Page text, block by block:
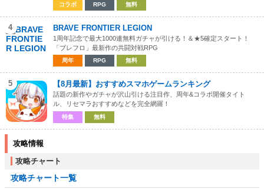
コラボ RPG 無料
4 BRAVE FRONTIER LEGION
1周年記念で最大1000連無料ガチャが引ける！＆★5確定スタート！
「ブレフロ」最新作の共闘対戦RPG
周年 RPG 無料
5 【8月最新】おすすめスマホゲームランキング
話題の新作やガチャが沢山引ける注目作、周年&コラボ開催タイト
ル、リセマラおすすめなどを完全網羅！
特集 無料
攻略情報
攻略チャート
攻略チャート一覧